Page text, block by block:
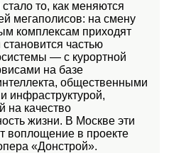
то, как меняются
мегаполисов: на смену
комплексам приходят
частью
— с курортной
на базе
общественными
инфраструктурой,
на качество
жизни. В Москве эти
воплощение в проекте
«Донстрой».